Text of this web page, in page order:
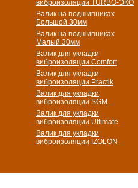
виброизоляции TURBO-ЭКО
Валик на подшипниках
Большой 30мм
Валик на подшипниках
Малый 30мм
Валик для укладки
виброизоляции Comfort
Валик для укладки
виброизоляции Practik
Валик для укладки
виброизоляции SGM
Валик для укладки
виброизоляции Ultimate
Валик для укладки
виброизоляции IZOLON